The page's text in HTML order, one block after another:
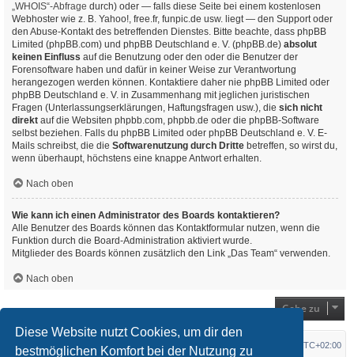
Diese Website nutzt Cookies, um dir den
bestmöglichen Komfort bei der Nutzung zu
„WHOIS“-Abfrage durch) oder — falls diese Seite bei einem kostenlosen
Webhoster wie z. B. Yahoo!, free.fr, funpic.de usw. liegt — den Support oder
den Abuse-Kontakt des betreffenden Dienstes. Bitte beachte, dass phpBB
Limited (phpBB.com) und phpBB Deutschland e. V. (phpBB.de) absolut
keinen Einfluss auf die Benutzung oder den oder die Benutzer der
Forensoftware haben und dafür in keiner Weise zur Verantwortung
herangezogen werden können. Kontaktiere daher nie phpBB Limited oder
phpBB Deutschland e. V. in Zusammenhang mit jeglichen juristischen
Fragen (Unterlassungserklärungen, Haftungsfragen usw.), die sich nicht
direkt auf die Websiten phpbb.com, phpbb.de oder die phpBB-Software
selbst beziehen. Falls du phpBB Limited oder phpBB Deutschland e. V. E-
Mails schreibst, die die Softwarenutzung durch Dritte betreffen, so wirst du,
wenn überhaupt, höchstens eine knappe Antwort erhalten.
Nach oben
Wie kann ich einen Administrator des Boards kontaktieren?
Alle Benutzer des Boards können das Kontaktformular nutzen, wenn die
Funktion durch die Board-Administration aktiviert wurde.
Mitglieder des Boards können zusätzlich den Link „Das Team“ verwenden.
Nach oben
Gehe zu
Startseite Foren-Übersicht UTC+02:00